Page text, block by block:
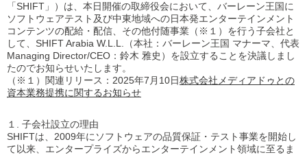
「SHIFT」）は、本日開催の取締役会において、バーレーン王国に
ソフトウェアテスト及び中東地域への日本発エンターテインメント
コンテンツの配給・配信、その他付随事業（※１）を行う子会社と
して、SHIFT Arabia W.L.L.（本社：バーレーン王国 マナーマ、代表
Managing Director/CEO：鈴木 雅史）を設立することを決議しまし
たのでお知らせいたします。
（※１）関連リリース：2025年7月10日株式会社メディアドゥとの
資本業務提携に関するお知らせ
１. 子会社設立の理由
SHIFTは、2009年にソフトウェアの品質保証・テスト事業を開始し
て以来、エンタープライズからエンターテインメント領域に至るま